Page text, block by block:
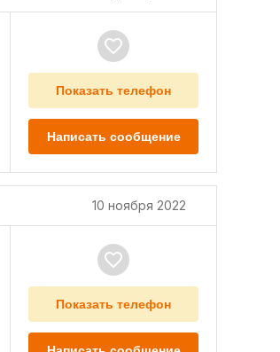
Показать телефон
Написать сообщение
10 ноября 2022
Показать телефон